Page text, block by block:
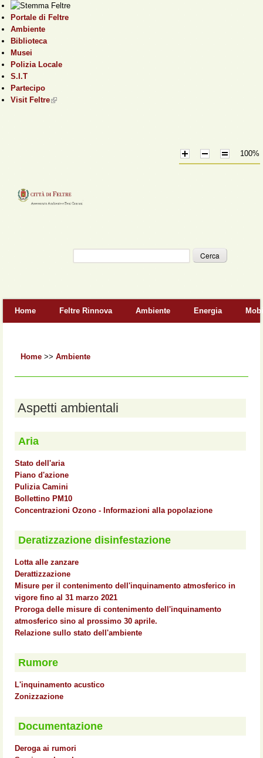
Portale di Feltre
Ambiente
Biblioteca
Musei
Polizia Locale
S.I.T
Partecipo
Visit Feltre(link is external)
100%
Home Feltre Rinnova Ambiente Energia
Home >> Ambiente
Aspetti ambientali
Aria
Stato dell'aria
Piano d'azione
Pulizia Camini
Bollettino PM10
Concentrazioni Ozono - Informazioni alla popolazione
Deratizzazione disinfestazione
Lotta alle zanzare
Derattizzazione
Misure per il contenimento dell'inquinamento atmosferico in
vigore fino al 31 marzo 2021
Proroga delle misure di contenimento dell'inquinamento
atmosferico sino al prossimo 30 aprile.
Relazione sullo stato dell'ambiente
Rumore
L'inquinamento acustico
Zonizzazione
Documentazione
Deroga ai rumori